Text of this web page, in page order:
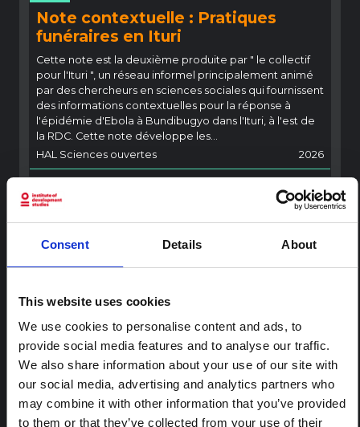
Consent Details About
This website uses cookies
We use cookies to personalise content and ads, to
provide social media features and to analyse our traffic.
We also share information about your use of our site with
our social media, advertising and analytics partners who
may combine it with other information that you’ve provided
to them or that they’ve collected from your use of their
Note contextuelle : Pratiques
funéraires en Ituri
Cette note est la deuxième produite par " le collectif
pour l'Ituri ", un réseau informel principalement animé
par des chercheurs en sciences sociales qui fournissent
des informations contextuelles pour la réponse à
l'épidémie d'Ebola à Bundibugyo dans l'Ituri, à l'est de
la RDC. Cette note développe les…
HAL Sciences ouvertes
2026
ARTICLE
Note contextuelle sur l'épidémie
l'actualité et les derniers développements de la
réponse à Ebola, mais présente le contexte général
dans lequel le public...
HAL Sciences ouvertes
2026